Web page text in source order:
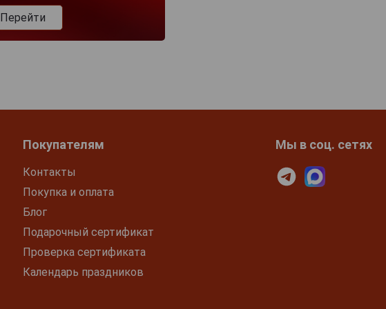
Перейти
Покупателям
Контакты
Покупка и оплата
Блог
Подарочный сертификат
Проверка сертификата
Календарь праздников
Мы в соц. сетях